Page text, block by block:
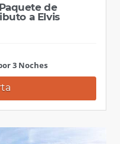
de
a Elvis
3 Noches